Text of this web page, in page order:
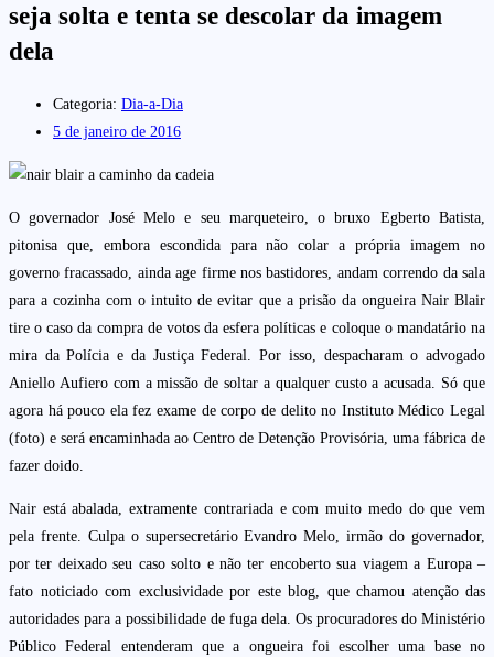
seja solta e tenta se descolar da imagem
dela
Categoria: Dia-a-Dia
5 de janeiro de 2016
O governador José Melo e seu marqueteiro, o bruxo Egberto Batista,
pitonisa que, embora escondida para não colar a própria imagem no
governo fracassado, ainda age firme nos bastidores, andam correndo da sala
para a cozinha com o intuito de evitar que a prisão da ongueira Nair Blair
tire o caso da compra de votos da esfera políticas e coloque o mandatário na
mira da Polícia e da Justiça Federal. Por isso, despacharam o advogado
Aniello Aufiero com a missão de soltar a qualquer custo a acusada. Só que
agora há pouco ela fez exame de corpo de delito no Instituto Médico Legal
(foto) e será encaminhada ao Centro de Detenção Provisória, uma fábrica de
fazer doido.
Nair está abalada, extramente contrariada e com muito medo do que vem
pela frente. Culpa o supersecretário Evandro Melo, irmão do governador,
por ter deixado seu caso solto e não ter encoberto sua viagem a Europa –
fato noticiado com exclusividade por este blog, que chamou atenção das
autoridades para a possibilidade de fuga dela. Os procuradores do Ministério
Público Federal entenderam que a ongueira foi escolher uma base no